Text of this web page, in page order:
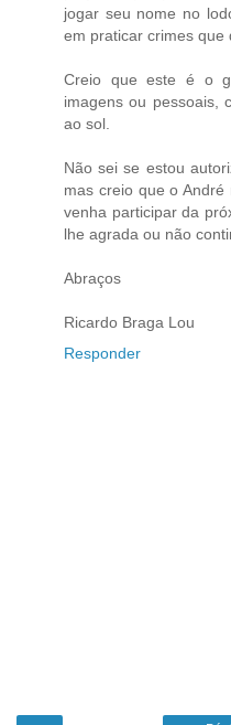
jogar seu nome no
em praticar crimes que
Creio que este é o
imagens ou pessoais,
ao sol.
Não sei se estou
mas creio que o André
venha participar da
lhe agrada ou não
Abraços
Ricardo Braga Lou
Responder